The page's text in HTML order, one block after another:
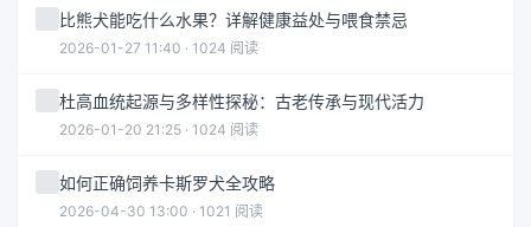
比熊犬能吃什么水果？详解健康益处与喂食禁忌
2026-01-27 11:40 · 1024 阅读
杜高血统起源与多样性探秘：古老传承与现代活力
2026-01-20 21:25 · 1024 阅读
如何正确饲养卡斯罗犬全攻略
2026-04-30 13:00 · 1021 阅读